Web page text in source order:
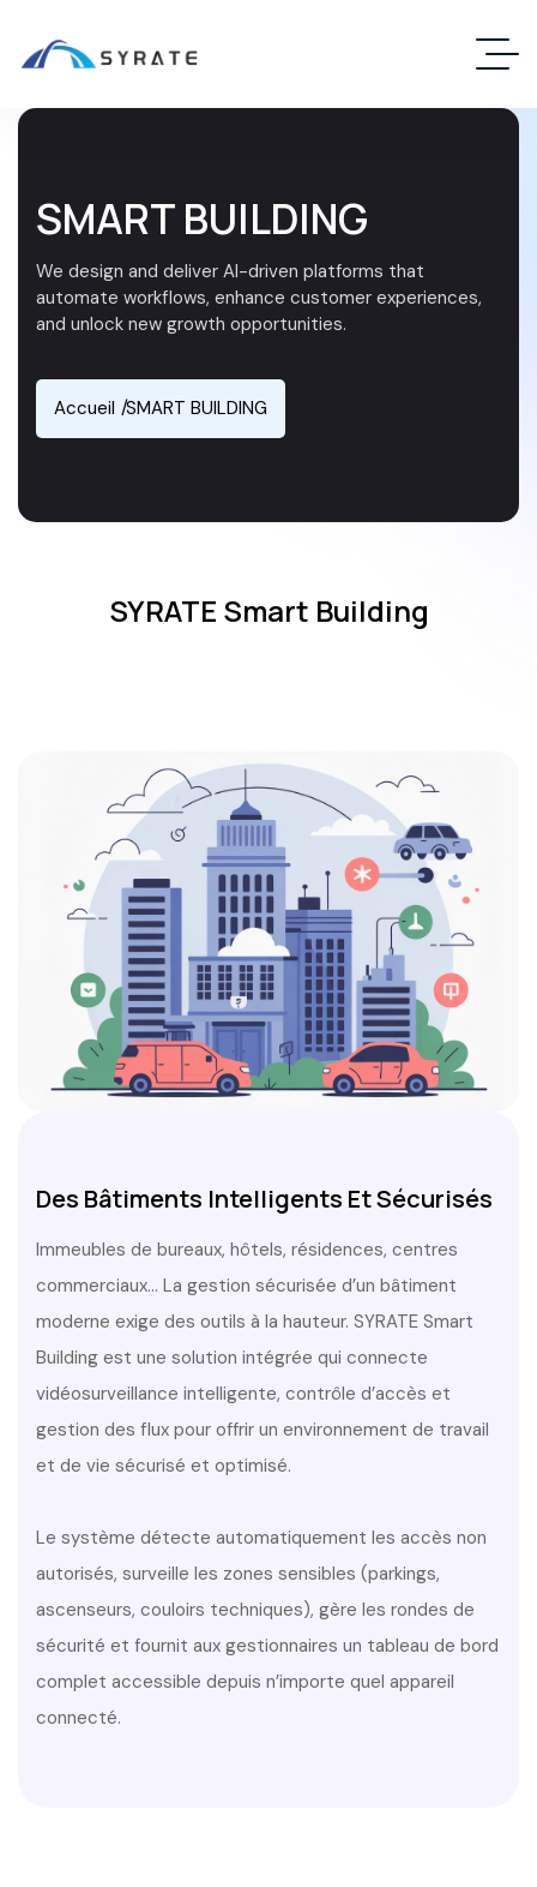
SMART BUILDING
We design and deliver AI-driven platforms that
automate workflows, enhance customer experiences,
and unlock new growth opportunities.
Accueil SMART BUILDING
SYRATE Smart Building
Des Bâtiments Intelligents Et Sécurisés
Immeubles de bureaux, hôtels, résidences, centres
commerciaux… La gestion sécurisée d’un bâtiment
moderne exige des outils à la hauteur. SYRATE Smart
Building est une solution intégrée qui connecte
vidéosurveillance intelligente, contrôle d’accès et
gestion des flux pour offrir un environnement de travail
et de vie sécurisé et optimisé.
Le système détecte automatiquement les accès non
autorisés, surveille les zones sensibles (parkings,
ascenseurs, couloirs techniques), gère les rondes de
sécurité et fournit aux gestionnaires un tableau de bord
complet accessible depuis n’importe quel appareil
connecté.